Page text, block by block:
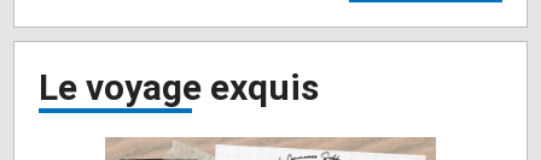
Le voyage exquis